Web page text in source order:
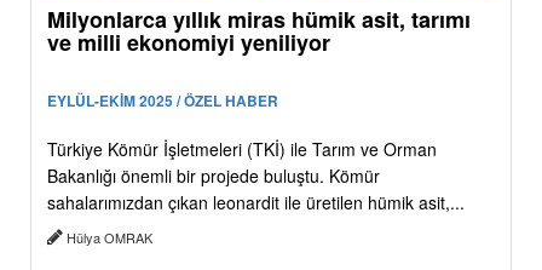
Milyonlarca yıllık miras hümik asit, tarımı
ve milli ekonomiyi yeniliyor
EYLÜL-EKİM 2025 / ÖZEL HABER
Türkiye Kömür İşletmeleri (TKİ) ile Tarım ve Orman
Bakanlığı önemli bir projede buluştu. Kömür
sahalarımızdan çıkan leonardit ile üretilen hümik asit,...
Hülya OMRAK